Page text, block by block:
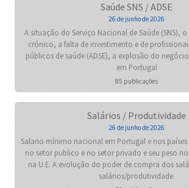
Saúde SNS / ADSE
26 de junho de 2026
A situação do Serviço Nacional de Saúde (SNS),
crónico, a falta de investimento e de
públicos de saúde (ADSE), a explosão do
em Portugal
85 publicações
Salários / Produtividade
26 de junho de 2026
Salario mínimo nacional em Portugal e nos países
no setor publico e no setor privado e seu peso
na U.E. A evolução do poder de compra dos
salários/produtividade.